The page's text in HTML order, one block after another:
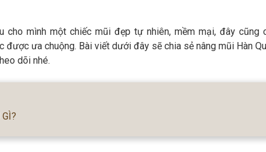
mình một chiếc mũi đẹp tự nhiên, mềm mại, đây cũng
được ưa chuộng. Bài viết dưới đây sẽ chia sẻ nâng mũi Hàn
dõi nhé.